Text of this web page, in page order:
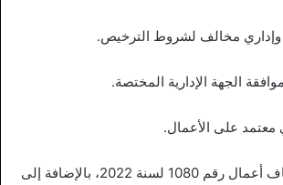
وإداري مخالف لشروط الترخيص.
الجهة الإدارية المختصة.
على الأعمال.
وصدر بحقه قرار إيقاف أعمال رقم 1080 لسنة 2022، بالإضافة إلى